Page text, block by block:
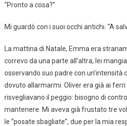
“Pronto a cosa?”
Mi guardò con i suoi occhi antichi. “A
La mattina di Natale, Emma era
correvo da una parte all’altra, lei
osservando suo padre con un’intensità
dovuto allarmarmi. Oliver era già ai
risvegliavano il peggio: bisogno di
mantenere. Mi aveva già frustato tre
le “posate sbagliate”, due per la mia